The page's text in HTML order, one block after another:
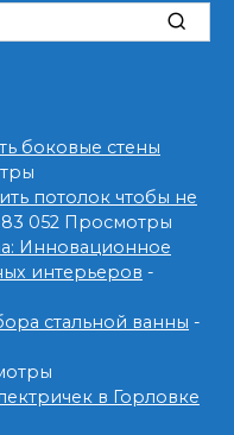
боковые стены
потолок чтобы не
052 Просмотры
Инновационное
интерьеров -
стальной ванны -
в Горловке